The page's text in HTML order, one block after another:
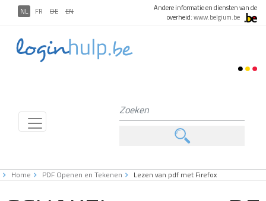
NL FR DE EN
Andere informatie en diensten van de
overheid:www.belgium.be
Home PDF Openen en Tekenen Lezen van pdf met Firefox